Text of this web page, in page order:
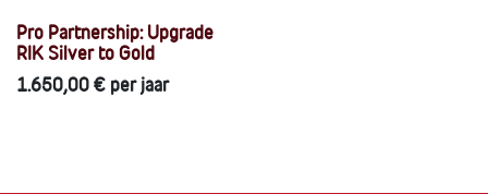
Pro Partnership: Upgrade
RIK Silver to Gold
1.650,00€ per jaar